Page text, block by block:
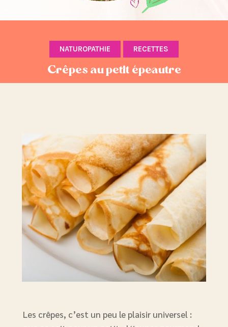
NATUROPATHIE RECETTES
Crêpes au petit épeautre
Les crêpes, c’est un peu le plaisir universel :